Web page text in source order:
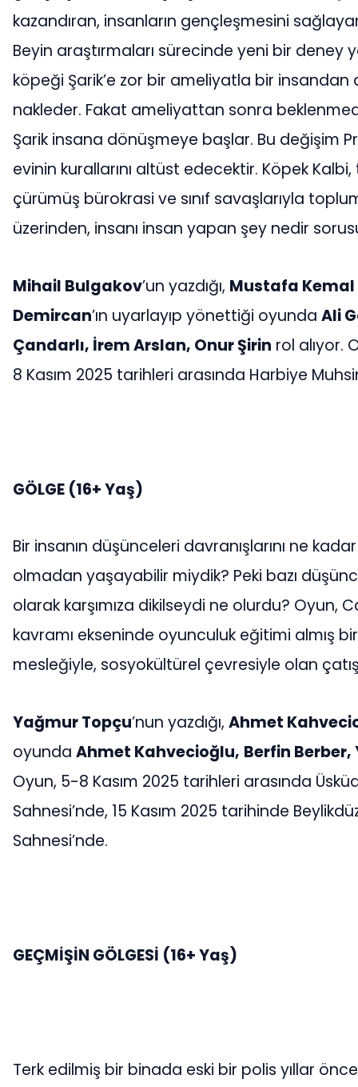
kazandıran, insanların gençleşmesini
Beyin araştırmaları sürecinde yeni bir deney
köpeği Şarik’e zor bir ameliyatla bir insandan
nakleder. Fakat ameliyattan sonra
Şarik insana dönüşmeye başlar. Bu değişim
evinin kurallarını altüst edecektir. Köpek
çürümüş bürokrasi ve sınıf savaşlarıyla
üzerinden, insanı insan yapan şey nedir
Mihail Bulgakov’un yazdığı, Mustafa Kemal
Demircan’ın uyarlayıp yönettiği oyunda Ali
Çandarlı, İrem Arslan, Onur Şirin rol alıyor.
8 Kasım 2025 tarihleri arasında Harbiye
GÖLGE (16+ Yaş)
Bir insanın düşünceleri davranışlarını ne
olmadan yaşayabilir miydik? Peki bazı
olarak karşımıza dikilseydi ne olurdu? Oyun,
kavramı ekseninde oyunculuk eğitimi almış bir
mesleğiyle, sosyokültürel çevresiyle olan
Yağmur Topçu’nun yazdığı, Ahmet
oyunda Ahmet Kahvecioğlu, Berfin
Oyun, 5-8 Kasım 2025 tarihleri arasında
Sahnesi’nde, 15 Kasım 2025 tarihinde
Sahnesi’nde.
GEÇMİŞİN GÖLGESİ (16+ Yaş)
Terk edilmiş bir binada eski bir polis yıllar